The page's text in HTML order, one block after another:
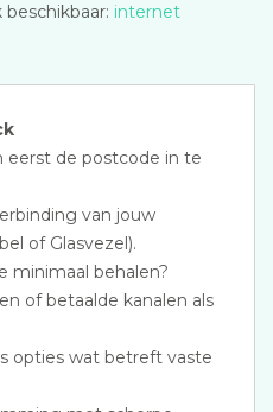
internet
eerst de postcode in te
van jouw
of Glasvezel).
minimaal behalen?
of betaalde kanalen als
opties wat betreft vaste